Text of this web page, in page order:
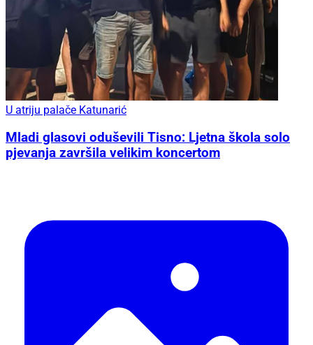
U atriju palače Katunarić
Mladi glasovi oduševili Tisno: Ljetna škola solo
pjevanja završila velikim koncertom